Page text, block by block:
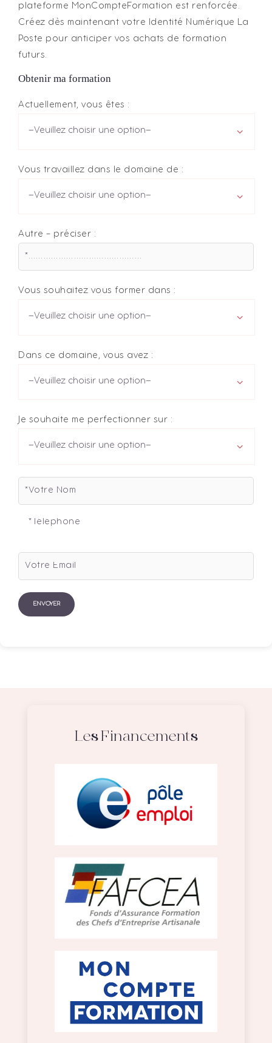
plateforme MonCompteFormation est renforcée.
Créez dès maintenant votre Identité Numérique La
Poste pour anticiper vos achats de formation
futurs.
Obtenir ma formation
Actuellement, vous êtes :
Vous travaillez dans le domaine de :
Autre – préciser :
Vous souhaitez vous former dans :
Dans ce domaine, vous avez :
Je souhaite me perfectionner sur :
Les Financements